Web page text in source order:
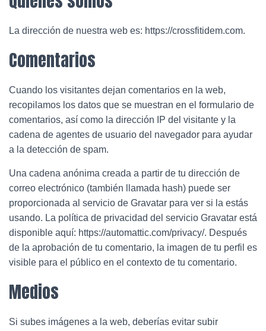
ó
La dirección de nuestra web es: https://crossfitidem.com.
Comentarios
Cuando los visitantes dejan comentarios en la web,
recopilamos los datos que se muestran en el formulario de
comentarios, así como la dirección IP del visitante y la
cadena de agentes de usuario del navegador para ayudar
a la detección de spam.
Una cadena anónima creada a partir de tu dirección de
correo electrónico (también llamada hash) puede ser
proporcionada al servicio de Gravatar para ver si la estás
usando. La política de privacidad del servicio Gravatar está
disponible aquí: https://automattic.com/privacy/. Después
de la aprobación de tu comentario, la imagen de tu perfil es
visible para el público en el contexto de tu comentario.
Medios
Si subes imágenes a la web, deberías evitar subir